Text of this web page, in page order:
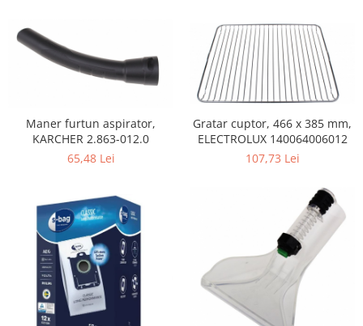
Curatenie si intretinere
Maner furtun aspirator,
KARCHER 2.863-012.0
65,48 Lei
Gratar cuptor, 466 x 385 mm,
ELECTROLUX 140064006012
107,73 Lei